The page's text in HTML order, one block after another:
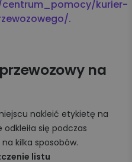
kurier-
.
na
nakleić etykietę na
się podczas
kilka sposobów.
listu